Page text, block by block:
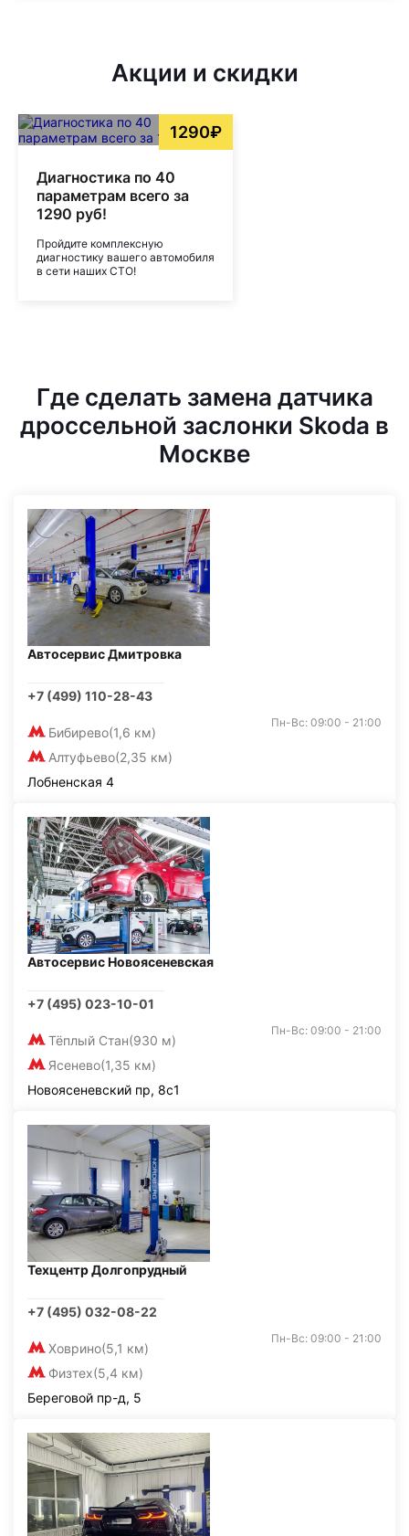
Акции и скидки
1290₽
Диагностика по 40
параметрам всего за
1290 руб!
Пройдите комплексную
диагностику вашего автомобиля
в сети наших СТО!
Где сделать замена датчика
дроссельной заслонки Skoda в
Москве
Автосервис Дмитровка
+7 (499) 110-28-43
Бибирево(1,6 км)
Алтуфьево(2,35 км)
Пн-Вс: 09:00 - 21:00
Лобненская 4
Автосервис Новоясеневская
+7 (495) 023-10-01
Тёплый Стан(930 м)
Ясенево(1,35 км)
Пн-Вс: 09:00 - 21:00
Новоясеневский пр, 8с1
Техцентр Долгопрудный
+7 (495) 032-08-22
Ховрино(5,1 км)
Физтех(5,4 км)
Пн-Вс: 09:00 - 21:00
Береговой пр-д, 5